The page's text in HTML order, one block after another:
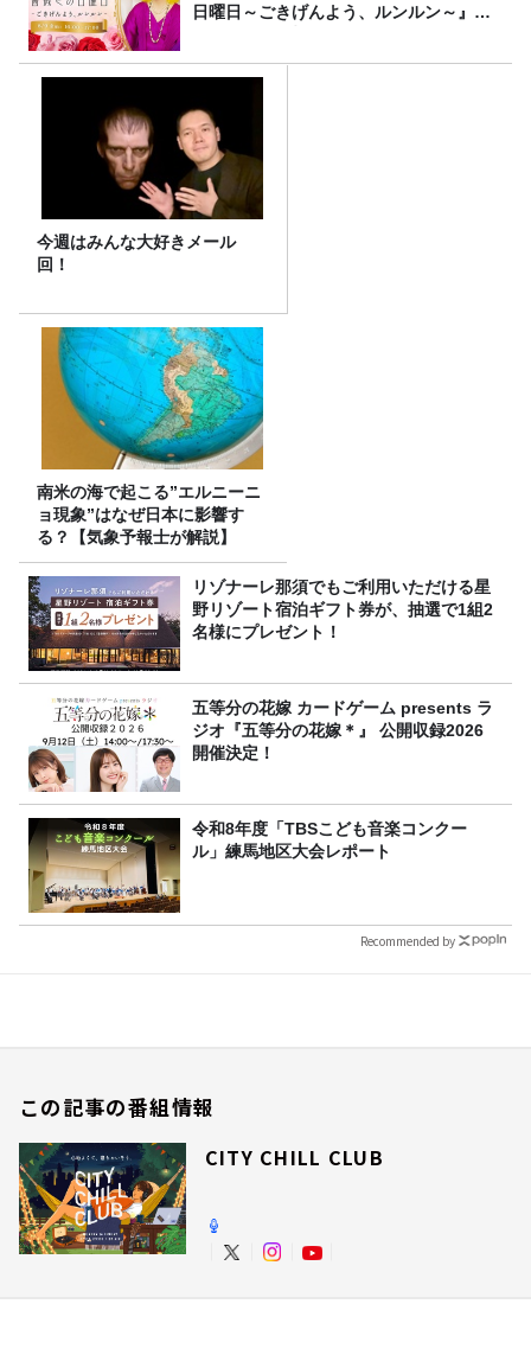
日曜日～ごきげんよう、ルンルン～』
今週はみんな大好きメール
回！
南米の海で起こる”エルニーニ
ョ現象”はなぜ日本に影響す
る？【気象予報士が解説】
リゾナーレ那須でもご利用いただける星
野リゾート宿泊ギフト券が、抽選で1組2
名様にプレゼント！
五等分の花嫁 カードゲーム presents ラ
ジオ『五等分の花嫁＊』 公開収録2026
開催決定！
令和8年度「TBSこども音楽コンクー
ル」練馬地区大会レポート
Recommended by
この記事の番組情報
CITY CHILL CLUB